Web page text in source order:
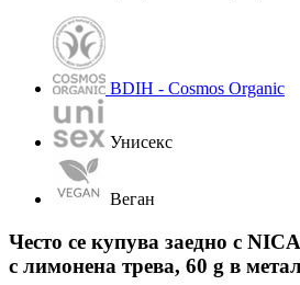
BDIH - Cosmos Organic
Унисекс
Веган
Често се купува заедно с
с лимонена трева, 60 g в